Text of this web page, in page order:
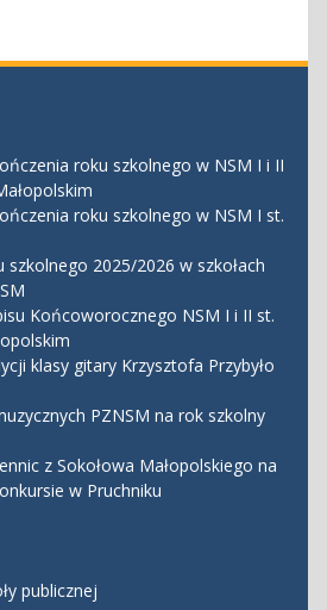
roku szkolnego w NSM I i II
roku szkolnego w NSM I st.
szkolnego 2025/2026 w szkołach
Końcoworocznego NSM I i II st.
klasy gitary Krzysztofa Przybyło
PZNSM na rok szkolny
z Sokołowa Małopolskiego na
w Pruchniku
publicznej